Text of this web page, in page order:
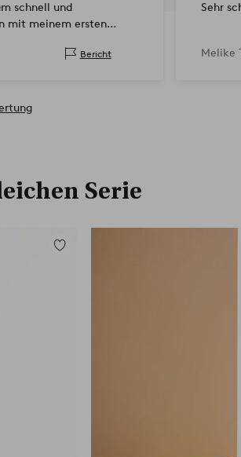
schnell und
mit meinem ersten
Bericht
Sehr
Melike
Serie
Zu